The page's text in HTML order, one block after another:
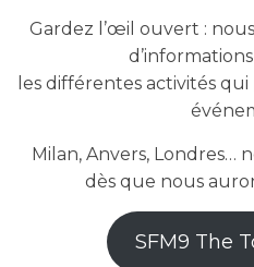
Gardez l’œil ouvert :
les différentes activités
Milan, Anvers, Londres…
dès que nous
SFM9 The